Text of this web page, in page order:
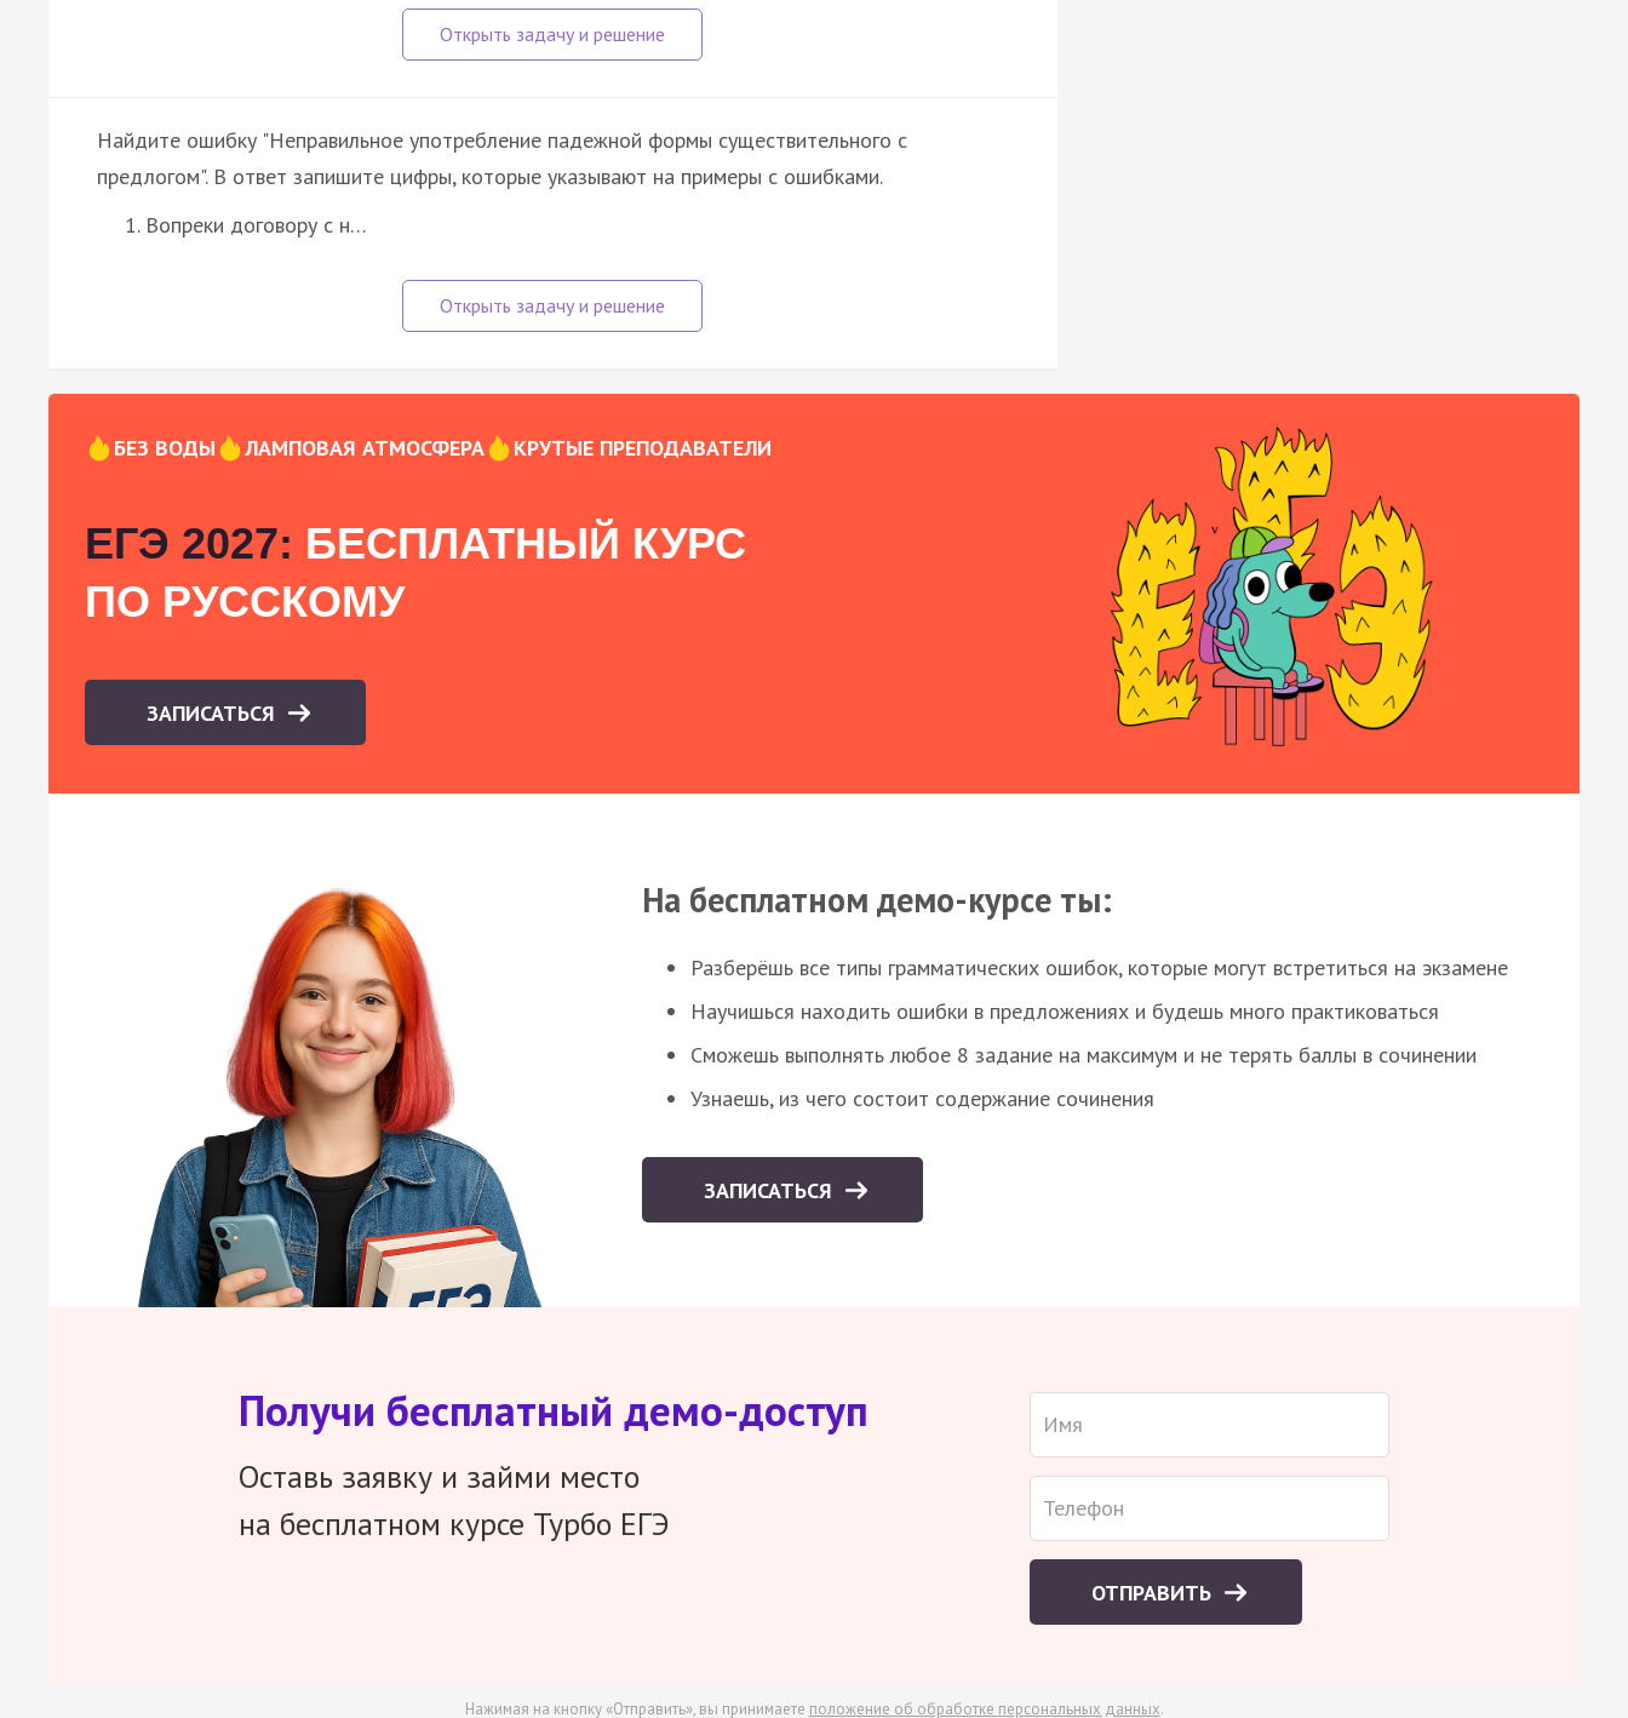
Найдите ошибку "Неправильное употребление падежной формы существительного с
предлогом". В ответ запишите цифры, которые указывают на примеры с ошибками.
Вопреки договору с н…
БЕЗ ВОДЫ ЛАМПОВАЯ АТМОСФЕРА КРУТЫЕ ПРЕПОДАВАТЕЛИ
ЕГЭ 2027: БЕСПЛАТНЫЙ КУРС
ПО РУССКОМУ
ЗАПИСАТЬСЯ
На бесплатном демо-курсе ты:
Разберёшь все типы грамматических ошибок, которые могут встретиться на экзамене
Научишься находить ошибки в предложениях и будешь много практиковаться
Сможешь выполнять любое 8 задание на максимум и не терять баллы в сочинении
Узнаешь, из чего состоит содержание сочинения
ЗАПИСАТЬСЯ
Получи бесплатный демо-доступ
Оставь заявку и займи место
на бесплатном курсе Турбо ЕГЭ
ОТПРАВИТЬ
Нажимая на кнопку «Отправить», вы принимаете положение об обработке персональных данных.